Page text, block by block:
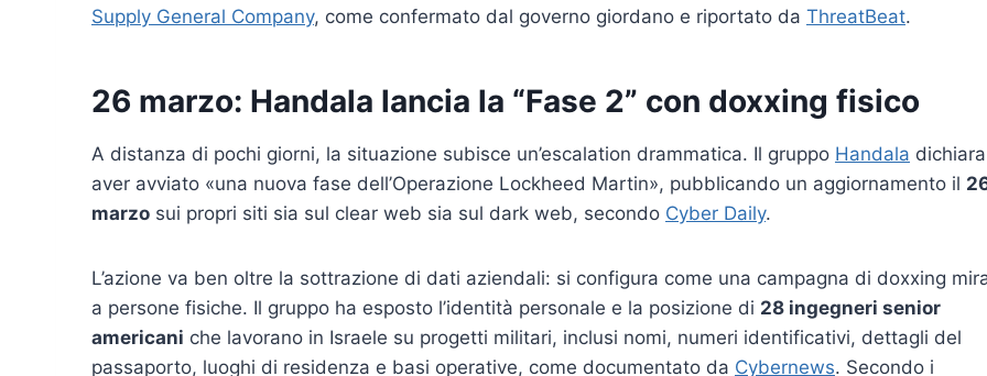
Supply General Company, come confermato dal governo giordano e riportato da ThreatBeat.
26 marzo: Handala lancia la “Fase 2” con doxxing fisico
A distanza di pochi giorni, la situazione subisce un’escalation drammatica. Il gruppo Handala
aver avviato «una nuova fase dell’Operazione Lockheed Martin», pubblicando un aggiornamento il
marzo sui propri siti sia sul clear web sia sul dark web, secondo Cyber Daily.
L’azione va ben oltre la sottrazione di dati aziendali: si configura come una campagna di doxxing
a persone fisiche. Il gruppo ha esposto l’identità personale e la posizione di 28 ingegneri senior
americani che lavorano in Israele su progetti militari, inclusi nomi, numeri identificativi, dettagli del
passaporto, luoghi di residenza e basi operative, come documentato da Cybernews. Secondo i